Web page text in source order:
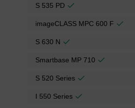
S 535 PD
imageCLASS MPC 600 F
S 630 N
Smartbase MP 710
S 520 Series
I 550 Series